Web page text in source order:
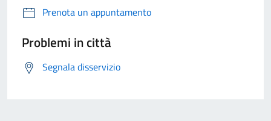
Prenota un appuntamento
Problemi in città
Segnala disservizio